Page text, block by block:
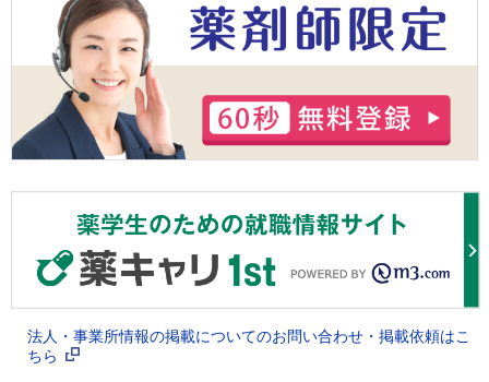
法人・事業所情報の掲載についてのお問い合わせ・掲載依頼はこ
ちら